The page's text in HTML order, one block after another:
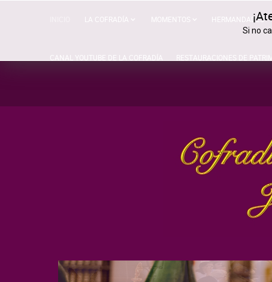
LA COFRADÍA MOMENTOS HERMANDADES
CANAL YOUTUBE DE LA COFRADÍA RESTAURACIONES DE
Si no